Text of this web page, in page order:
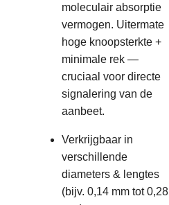
moleculair absorptie
vermogen. Uitermate
hoge knoopsterkte +
minimale rek —
cruciaal voor directe
signalering van de
aanbeet.
Verkrijgbaar in
verschillende
diameters & lengtes
(bijv. 0,14 mm tot 0,28